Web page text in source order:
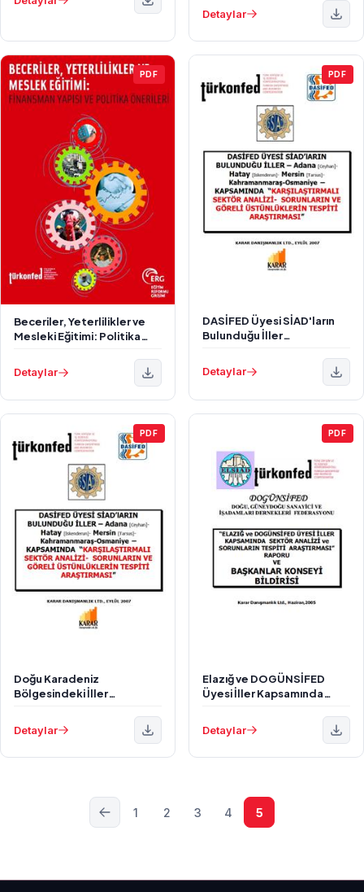
Detaylar
PDF
Beceriler, Yeterlilikler ve
Mesleki Eğitimi: Politika
Detaylar
PDF
DASİFED Üyesi SİAD'ların
Bulunduğu İller
Detaylar
PDF
Doğu Karadeniz
Bölgesindeki İller
Sektör Analizi
Detaylar
PDF
Elazığ ve DOGÜNSİFED
Üyesi İller Kapsamında
Tespiti Araştırması Raporu
Detaylar
1 2 3 4 5